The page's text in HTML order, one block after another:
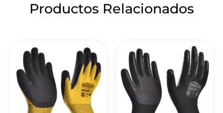
Productos Relacionados